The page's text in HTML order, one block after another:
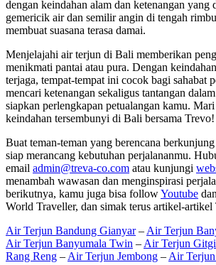
dengan keindahan alam dan ketenangan yang
gemericik air dan semilir angin di tengah
membuat suasana terasa damai.
Menjelajahi air terjun di Bali memberikan
menikmati pantai atau pura. Dengan
terjaga, tempat-tempat ini cocok bagi sahabat
mencari ketenangan sekaligus tantangan
siapkan perlengkapan petualangan kamu.
keindahan tersembunyi di Bali bersama Trevo!
Buat teman-teman yang berencana
siap merancang kebutuhan perjalananmu.
email admin@treva-co.com atau kunjungi
menambah wawasan dan menginspirasi
berikutnya, kamu juga bisa followYoutube dan
World Traveller, dan simak terus artikel-
Air Terjun Bandung Gianyar– Air Terjun
Air Terjun Banyumala Twin – Air Terjun
Rang Reng – Air Terjun Jembong – Air